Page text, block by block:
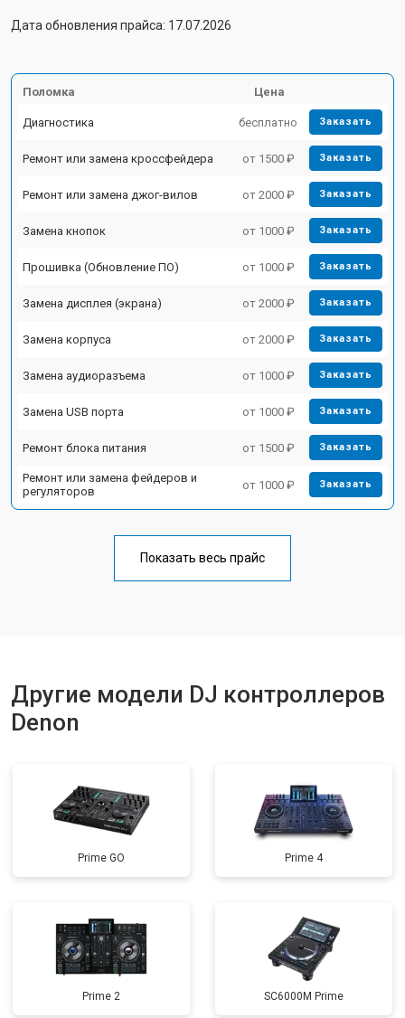
Дата обновления прайса: 17.07.2026
Поломка Цена
Диагностика бесплатно Заказать
Ремонт или замена кроссфейдера от 1500 ₽ Заказать
Ремонт или замена джог-вилов от 2000 ₽ Заказать
Замена кнопок от 1000 ₽ Заказать
Прошивка (Обновление ПО) от 1000 ₽ Заказать
Замена дисплея (экрана) от 2000 ₽ Заказать
Замена корпуса от 2000 ₽ Заказать
Замена аудиоразъема от 1000 ₽ Заказать
Замена USB порта от 1000 ₽ Заказать
Ремонт блока питания от 1500 ₽ Заказать
Ремонт или замена фейдеров и
регуляторов
от 1000 ₽ Заказать
Показать весь прайс
Другие модели DJ контроллеров
Denon
Prime GO Prime 4
Prime 2 SC6000M Prime